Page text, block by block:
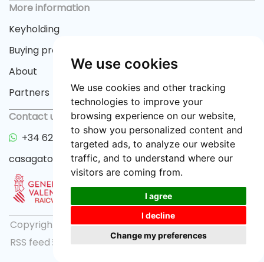
We use cookies
We use cookies and other tracking
technologies to improve your
browsing experience on our website,
to show you personalized content and
targeted ads, to analyze our website
traffic, and to understand where our
visitors are coming from.
I agree
I decline
Change my preferences
More information
Keyholding
Buying process
About
Partners
Contact us
+34 622 33 55 82
casagator@gmail.com
Copyright © 2026 casagator.com |Privacy policy|
RSS feed